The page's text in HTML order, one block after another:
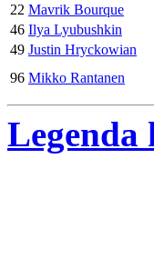
22 Mavrik Bourque
46 Ilya Lyubushkin
49 Justin Hryckowian
96 Mikko Rantanen
Legenda